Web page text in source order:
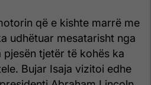
që e kishte marrë me
udhëtuar mesatarisht nga
pjesën tjetër të kohës ka
Bujar Isaja vizitoi edhe